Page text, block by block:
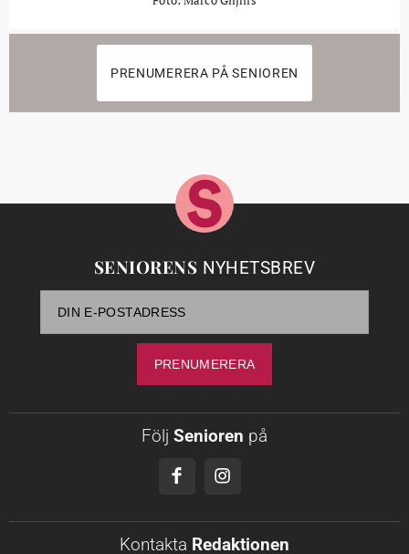
PRENUMERERA PÅ SENIOREN
SENIORENS NYHETSBREV
Följ Senioren på
Kontakta Redaktionen